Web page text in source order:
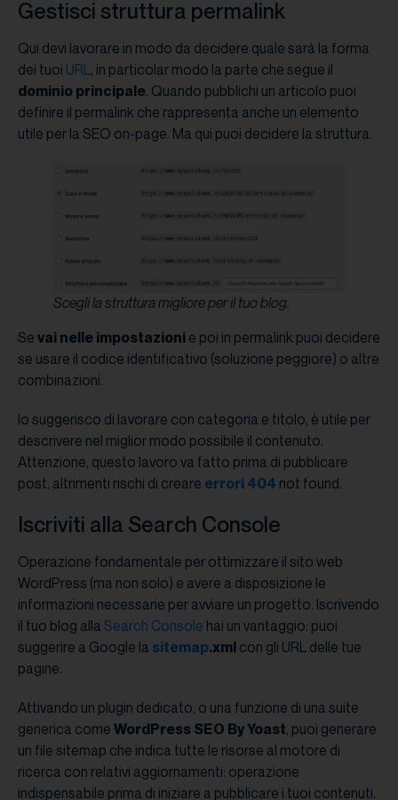
Gestisci struttura permalink
Qui devi lavorare in modo da decidere quale sarà la forma
dei tuoi URL, in particolar modo la parte che segue il
dominio principale. Quando pubblichi un articolo puoi
definire il permalink che rappresenta anche un elemento
utile per la SEO on-page. Ma qui puoi decidere la struttura.
Scegli la struttura migliore per il tuo blog.
Se vai nelle impostazioni e poi in permalink puoi decidere
se usare il codice identificativo (soluzione peggiore) o altre
combinazioni.
Io suggerisco di lavorare con categoria e titolo, è utile per
descrivere nel miglior modo possibile il contenuto.
Attenzione, questo lavoro va fatto prima di pubblicare
post, altrimenti rischi di creare errori 404 not found.
Iscriviti alla Search Console
Operazione fondamentale per ottimizzare il sito web
WordPress (ma non solo) e avere a disposizione le
informazioni necessarie per avviare un progetto. Iscrivendo
il tuo blog alla Search Console hai un vantaggio: puoi
suggerire a Google la sitemap.xml con gli URL delle tue
pagine.
Attivando un plugin dedicato, o una funzione di una suite
generica come WordPress SEO By Yoast, puoi generare
un file sitemap che indica tutte le risorse al motore di
ricerca con relativi aggiornamenti: operazione
indispensabile prima di iniziare a pubblicare i tuoi contenuti.